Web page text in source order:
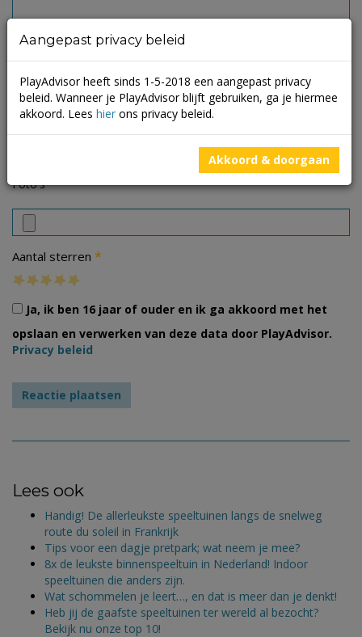
Foto's
Aantal sterren *
Ja, ik ben 16 jaar of ouder en ik ga akkoord met het
opslaan en verwerken van deze data door PlayAdvisor.
Privacy beleid
Lees ook
Handig! De allerleukste speeltuinen langs de snelweg
route du soleil in Frankrijk
Tips voor een dagje pretpark; wat neem je mee?
8x de leukste binnenspeeltuin in Nederland! Indoor
speeltuinen die anders zijn.
Wat schommelen je leert…, en dat is meer dan je denkt!
Heb jij de gaafste speeltuinen ter wereld al bezocht?
Bekijk nu onze top 10!
Aangepast privacy beleid
PlayAdvisor heeft sinds 1-5-2018 een aangepast privacy
beleid. Wanneer je PlayAdvisor blijft gebruiken, ga je hiermee
akkoord. Lees hier ons privacy beleid.
Akkoord & doorgaan